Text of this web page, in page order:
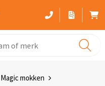
Magic mokken